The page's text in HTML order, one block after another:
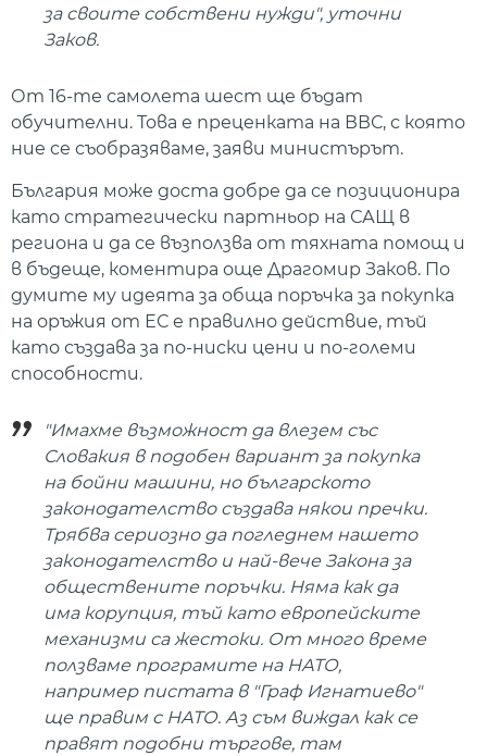
за своите собствени нужди", уточни
Заков.
От 16-те самолета шест ще бъдат
обучителни. Това е преценката на ВВС, с която
ние се съобразяваме, заяви министърът.
България може доста добре да се позиционира
като стратегически партньор на САЩ в
региона и да се възползва от тяхната помощ и
в бъдеще, коментира още Драгомир Заков. По
думите му идеята за обща поръчка за покупка
на оръжия от ЕС е правилно действие, тъй
като създава за по-ниски цени и по-големи
способности.
"Имахме възможност да влезем със
Словакия в подобен вариант за покупка
на бойни машини, но българското
законодателство създава някои пречки.
Трябва сериозно да погледнем нашето
законодателство и най-вече Закона за
обществените поръчки. Няма как да
има корупция, тъй като европейските
механизми са жестоки. От много време
ползваме програмите на НАТО,
например пистата в "Граф Игнатиево"
ще правим с НАТО. Аз съм виждал как се
правят подобни търгове, там